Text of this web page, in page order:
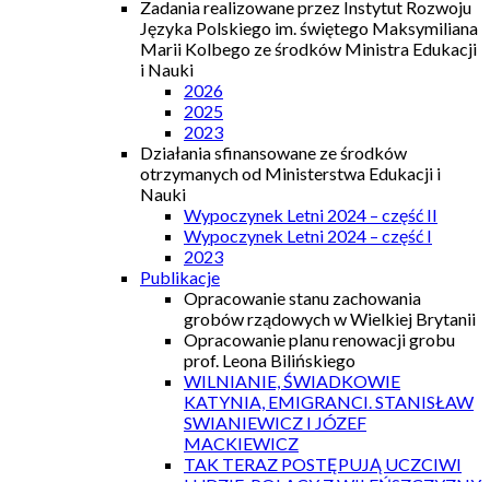
Zadania realizowane przez Instytut Rozwoju
Języka Polskiego im. świętego Maksymiliana
Marii Kolbego ze środków Ministra Edukacji
i Nauki
2026
2025
2023
Działania sfinansowane ze środków
otrzymanych od Ministerstwa Edukacji i
Nauki
Wypoczynek Letni 2024 – część II
Wypoczynek Letni 2024 – część I
2023
Publikacje
Opracowanie stanu zachowania
grobów rządowych w Wielkiej Brytanii
Opracowanie planu renowacji grobu
prof. Leona Bilińskiego
WILNIANIE, ŚWIADKOWIE
KATYNIA, EMIGRANCI. STANISŁAW
SWIANIEWICZ I JÓZEF
MACKIEWICZ
TAK TERAZ POSTĘPUJĄ UCZCIWI